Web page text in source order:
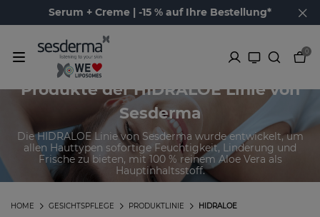
Serum + Creme | -15 % auf Ihre Bestellung*
0
Produkte der HIDRALOE Linie von
Sesderma
Die HIDRALOE Linie von Sesderma wurde entwickelt, um
allen Hauttypen sofortige Feuchtigkeit, Linderung und
Frische zu bieten, mit 100 % reinem Aloe Vera als
Hauptinhaltsstoff.
HIDRALOE
PRODUKTLINIE
GESICHTSPFLEGE
HOME